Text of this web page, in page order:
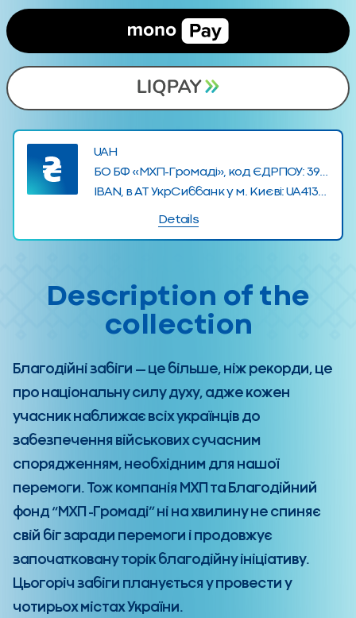
UAH
БО БФ «МХП-Громаді», код ЄДРПОУ: 39832275
IBAN, в АТ УкрСиббанк у м. Києві: UA413510050000026000878971724
Details
Description of the
collection
Благодійні забіги — це більше, ніж рекорди, це
про національну силу духу, адже кожен
учасник наближає всіх українців до
забезпечення військових сучасним
спорядженням, необхідним для нашої
перемоги. Тож компанія МХП та Благодійний
фонд “МХП -Громаді” ні на хвилину не спиняє
свій біг заради перемоги і продовжує
започатковану торік благодійну ініціативу.
Цьогоріч забіги планується у провести у
чотирьох містах України.